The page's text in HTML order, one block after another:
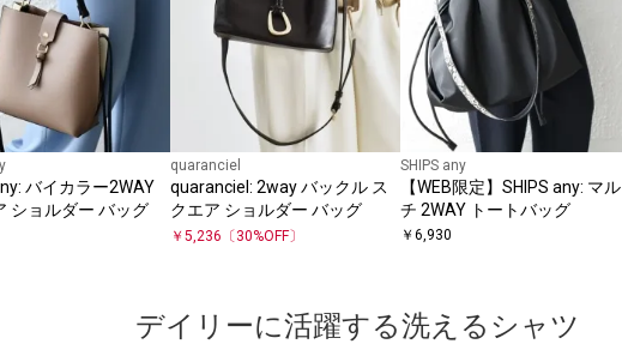
バイカラー2WAY
ショルダー バッグ
quaranciel
quaranciel: 2way バックル ス
クエア ショルダー バッグ
￥ 5,236 〔30%OFF〕
SHIPS any
【WEB限定】SHIPS any: マル
チ 2WAY トートバッグ
￥ 6,930
デイリーに活躍する洗えるシャツ